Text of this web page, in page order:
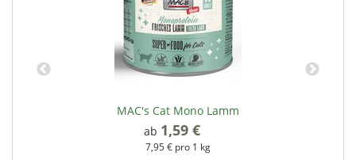
MAC's Cat Mono Lamm
ab 1,59 €
7,95 € pro 1 kg